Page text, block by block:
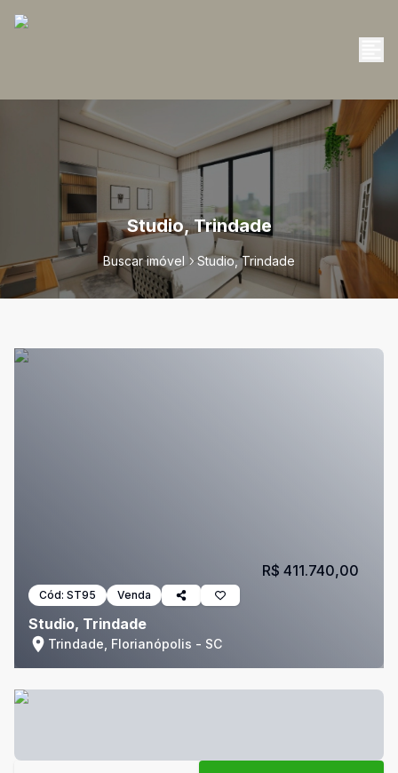
Studio, Trindade
Buscar imóvel Studio, Trindade
Cód: ST95 Venda
Studio, Trindade
Trindade, Florianópolis - SC
R$ 411.740,00